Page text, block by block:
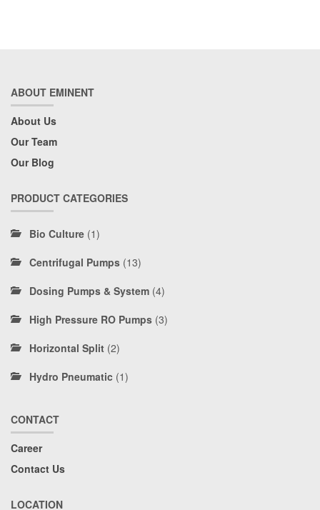
ABOUT EMINENT
About Us
Our Team
Our Blog
PRODUCT CATEGORIES
Bio Culture (1)
Centrifugal Pumps (13)
Dosing Pumps & System (4)
High Pressure RO Pumps (3)
Horizontal Split (2)
Hydro Pneumatic (1)
CONTACT
Career
Contact Us
LOCATION